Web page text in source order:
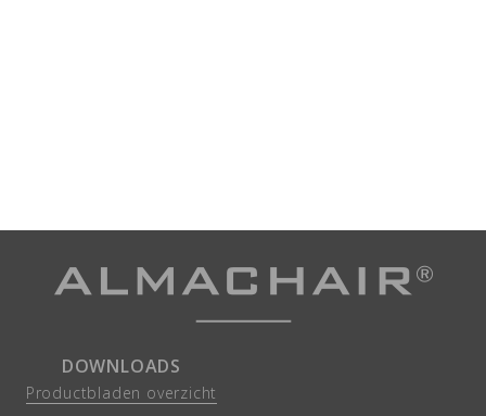
DOWNLOADS
Productbladen overzicht